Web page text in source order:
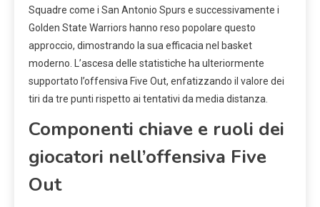
Squadre come i San Antonio Spurs e successivamente i
Golden State Warriors hanno reso popolare questo
approccio, dimostrando la sua efficacia nel basket
moderno. L’ascesa delle statistiche ha ulteriormente
supportato l’offensiva Five Out, enfatizzando il valore dei
tiri da tre punti rispetto ai tentativi da media distanza.
Componenti chiave e ruoli dei
giocatori nell’offensiva Five
Out